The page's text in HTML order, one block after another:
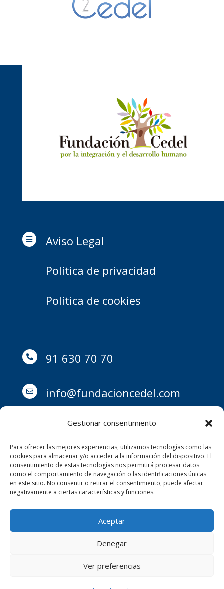
Gestionar consentimiento
Para ofrecer las mejores experiencias, utilizamos tecnologías como las
cookies para almacenar y/o acceder a la información del dispositivo. El
consentimiento de estas tecnologías nos permitirá procesar datos
como el comportamiento de navegación o las identificaciones únicas
en este sitio. No consentir o retirar el consentimiento, puede afectar
negativamente a ciertas características y funciones.
Aceptar
Denegar
Ver preferencias

Aviso Legal
Política de privacidad
Política de cookies
 91 630 70 70
 info@fundacioncedel.com

Avd. Barrancos 7, 28290,
Las Rozas (Comunidad de
Madrid)
Todos los derechos reservados © 2026Fundación Cedel